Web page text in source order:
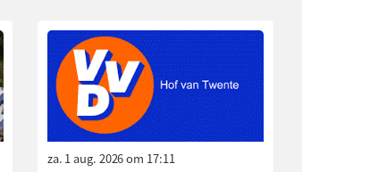
za. 1 aug. 2026 om 17:11